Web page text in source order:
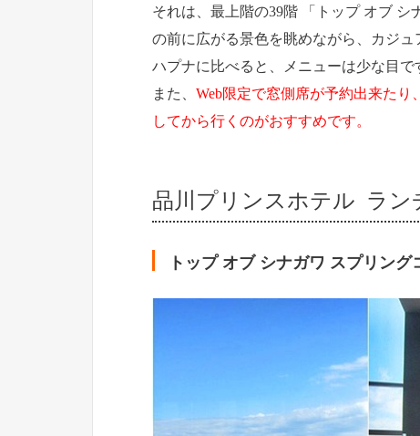
それは、最上階の39階 「トップ オブ
の前に広がる景色を眺めながら、カジュ
ハプナに比べると、メニューは少な目で
また、 Web限定で窓側席が予約出来たり
してから行くのがおすすめです。
品川プリンスホテル ラン
トップ オブ シナガワ スプリング